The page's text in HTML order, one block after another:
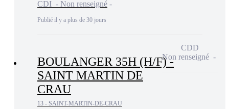
CDI - Non renseigné
Publié il y a plus de 30 jours
BOULANGER 35H (H/F) -
SAINT MARTIN DE
CRAU
13 - SAINT-MARTIN-DE-CRAU
CDD
Non renseigné